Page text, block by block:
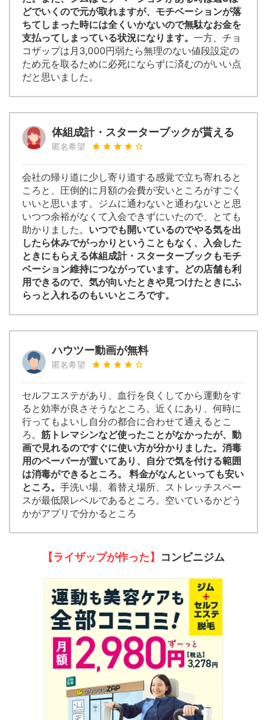
どでいくので元が取れますが、モチベーションが落
ちてしまった時には全くいかないので無駄なお金を
支払ってしまっている状況になります。 一方、チョ
コザップは月3,000円弱たら無理のない値段設定の
ため元を取るために必死にならずに済むのがいい点
だと思いました。
体組成計・スターターブックが貰える
匿名希望
会社の帰り道に少し寄り道する感覚で立ち寄れると
ころと、圧倒的に月額の会費が安いところがすごく
いいと思います。ジムに通わないと通わないとと思
いつつ余裕がなくて入会できずにいたので、とても
助かりました。 いつでも開いているのでやる気を出
したら休みでがっかりということもなく、入会した
ときにもらえる体組成計・スターターブックもモチ
ベーション維持につながっています。どの店舗も利
用できるので、気が向いたときや見つけたときにふ
らっと入れるのもいいところです。
ハウツー動画が無料
匿名希望
セルフエステがあり、血行を良くしてから運動をす
ると効率が良さそうなところ。近くにあり、何時に
行ってもよいし自分の都合に合わせて通えるとこ
ろ。 筋トレマシンなど使ったことがなかったが、動
画で見れるのですぐに使い方が分かりました。消毒
用のペーパーが置いてあり、自分で気を付ける範囲
は消毒ができるところ。 料金がなんといっても安い
ところ。 手洗い場、着替え場所、ストレッチスペー
スが最低限レベルであるところ。空いているかどう
かがアプリで分かるところ
【ライザップが作った】 コンビニジム